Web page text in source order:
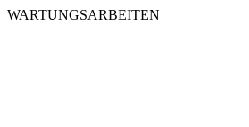
WARTUNGSARBEITEN